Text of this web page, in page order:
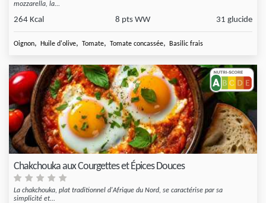
mozzarella, la...
264 Kcal 8 pts WW 31 glucide
Oignon, Huile d'olive, Tomate, Tomate concassée, Basilic frais
Chakchouka aux Courgettes et Épices Douces
La chakchouka, plat traditionnel d'Afrique du Nord, se caractérise par sa
simplicité et...